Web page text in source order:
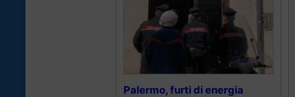
Palermo, furti di energia